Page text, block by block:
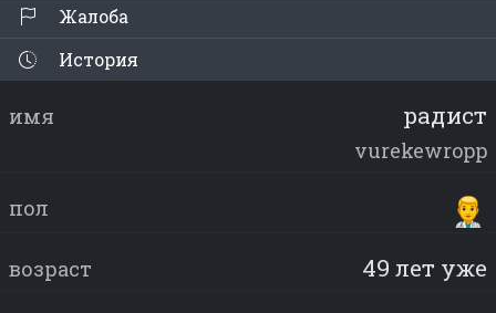
Жалоба
История
имя рaдиcт
vurekewropp
пол
возраст 49 лет уже